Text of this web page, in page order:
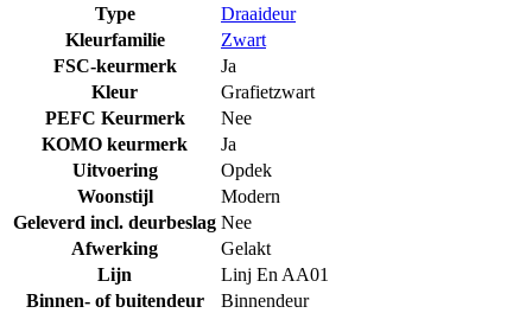
Type
Draaideur
Kleurfamilie
Zwart
FSC-keurmerk
Ja
Kleur
Grafietzwart
PEFC Keurmerk
Nee
KOMO keurmerk
Ja
Uitvoering
Opdek
Woonstijl
Modern
Geleverd incl. deurbeslag Nee
Afwerking
Gelakt
Lijn
Linj En AA01
Binnen- of buitendeur
Binnendeur